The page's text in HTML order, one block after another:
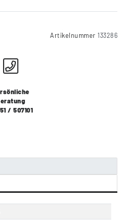
Artikelnummer 133286
/ 507101